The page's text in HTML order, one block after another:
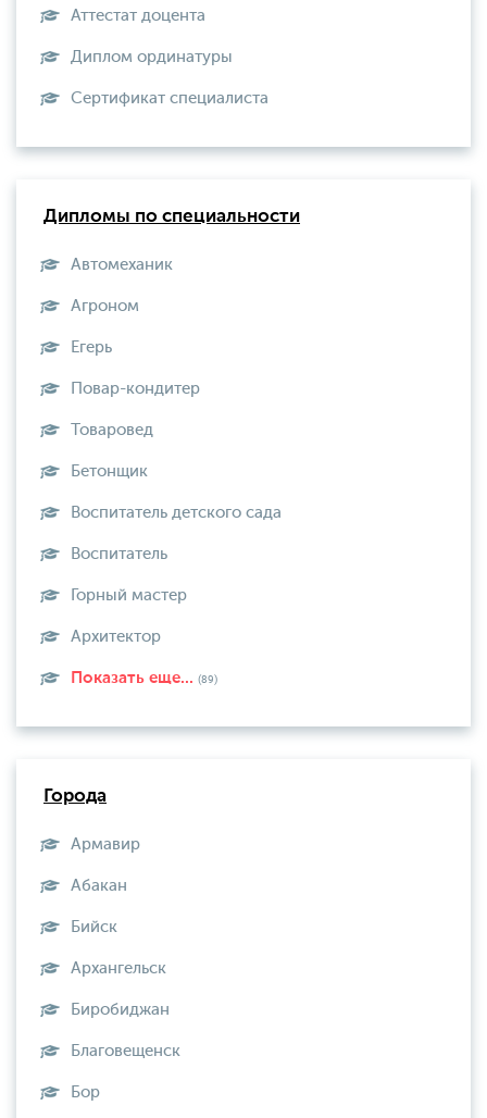
Аттестат доцента
Диплом ординатуры
Сертификат специалиста
Дипломы по специальности
Автомеханик
Агроном
Егерь
Повар-кондитер
Товаровед
Бетонщик
Воспитатель детского сада
Воспитатель
Горный мастер
Архитектор
Показать еще... (89)
Города
Армавир
Абакан
Бийск
Архангельск
Биробиджан
Благовещенск
Бор